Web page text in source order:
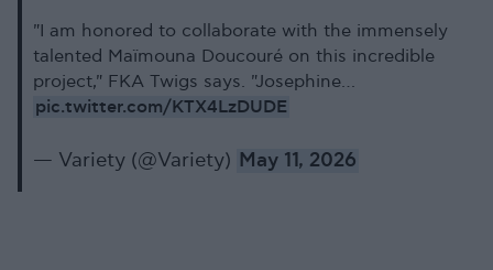
"I am honored to collaborate with the immensely
talented Maïmouna Doucouré on this incredible
project," FKA Twigs says. "Josephine…
pic.twitter.com/KTX4LzDUDE
— Variety (@Variety) May 11, 2026